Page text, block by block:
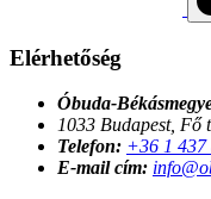
Elérhetőség
Óbuda-
1033 Budapest, Fő
Telefon: +36 1 437
E-mail cím: